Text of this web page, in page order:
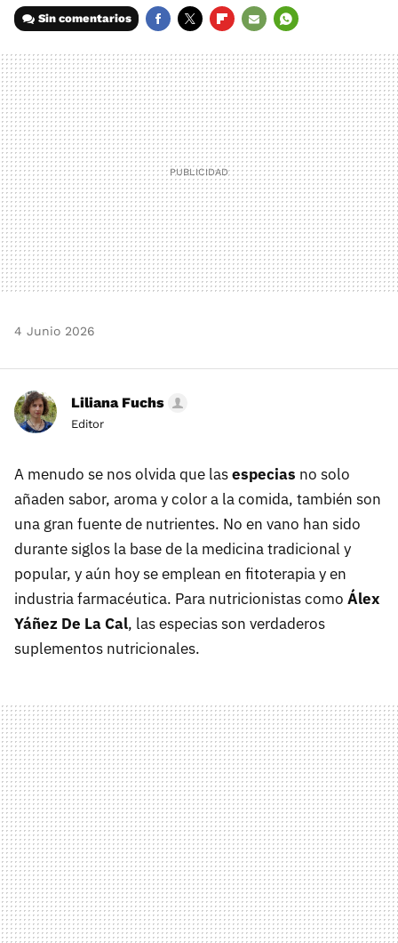
Sin comentarios
MAIL
4 Junio 2026
Liliana Fuchs
Editor
A menudo se nos olvida que lasespecias no solo
añaden sabor, aroma y color a la comida, también son
una gran fuente de nutrientes. No en vano han sido
durante siglos la base de la medicina tradicional y
popular, y aún hoy se emplean en fitoterapia y en
industria farmacéutica. Para nutricionistas como Álex
Yáñez De La Cal, las especias son verdaderos
suplementos nutricionales.